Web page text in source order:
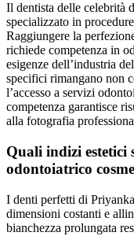
Il dentista delle celebrità
specializzato in
Raggiungere la
richiede competenza in
esigenze dell’industria
specifici rimangano non
l’accesso a servizi
competenza garantisce
alla fotografia
Quali indizi estetici
odontoiatrico
I denti perfetti di
dimensioni costanti e
bianchezza prolungata